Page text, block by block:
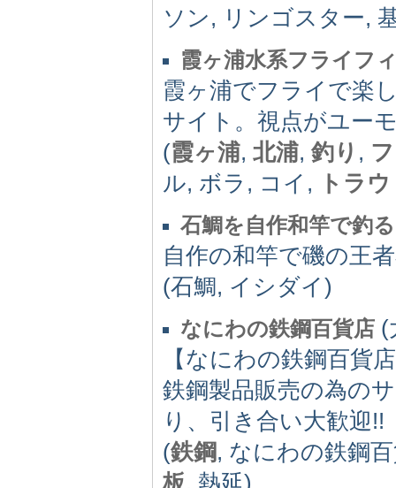
ソン, リンゴスター,
霞ヶ浦水系フライフ
霞ヶ浦でフライで楽
サイト。視点がユー
(霞ヶ浦, 北浦, 釣り ,
ル, ボラ, コイ,
トラ
石鯛を自作和竿で釣
自作の和竿で磯の王
(石鯛, イシダイ)
なにわの鉄鋼百貨店 (
【なにわの鉄鋼百貨
鉄鋼製品販売の為の
り、引き合い大歓迎!!
(鉄鋼, なにわの鉄鋼
板, 熱延)